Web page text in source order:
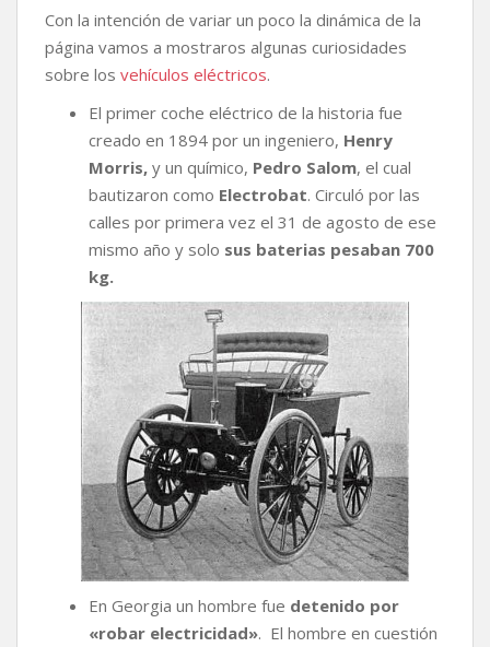
Con la intención de variar un poco la dinámica de la
página vamos a mostraros algunas curiosidades
sobre los vehículos eléctricos.
El primer coche eléctrico de la historia fue
creado en 1894 por un ingeniero, Henry
Morris, y un químico, Pedro Salom, el cual
bautizaron como Electrobat. Circuló por las
calles por primera vez el 31 de agosto de ese
mismo año y solo sus baterias pesaban 700
kg.
En Georgia un hombre fue detenido por
«robar electricidad». El hombre en cuestión